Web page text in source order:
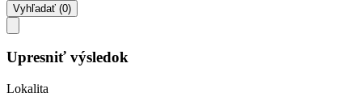
Upresniť výsledok
Lokalita